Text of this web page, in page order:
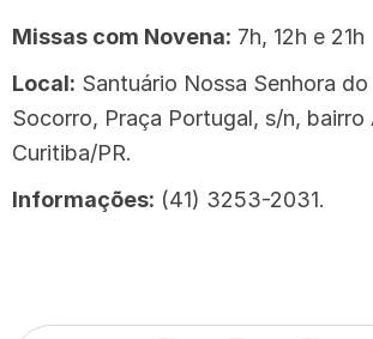
Missas com Novena: 7h, 12h e 21h
Local: Santuário Nossa Senhora
Socorro, Praça Portugal, s/n, bairro
Curitiba/PR.
Informações: (41) 3253-2031.